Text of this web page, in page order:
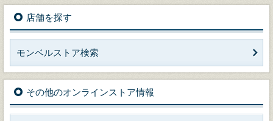
店舗を探す
モンベルストア検索
その他のオンラインストア情報